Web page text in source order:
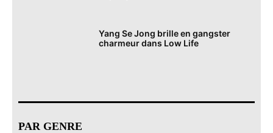
Yang Se Jong brille en gangster
charmeur dans Low Life
PAR GENRE